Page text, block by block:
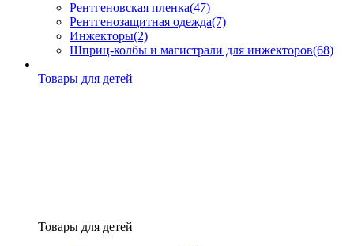
Рентгеновская пленка(47)
Рентгенозащитная одежда(7)
Инжекторы(2)
Шприц-колбы и магистрали для инжекторов(68)
Товары для детей
Товары для детей